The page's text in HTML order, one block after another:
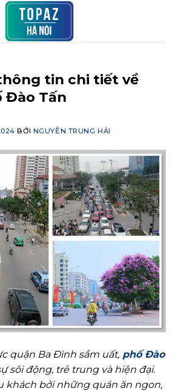
tin chi tiết về
Đào Tấn
BỞI NGUYỄN TRUNG HẢI
quận Ba Đình sầm uất, phố Đào
sôi động, trẻ trung và hiện đại.
khách bởi những quán ăn ngon,